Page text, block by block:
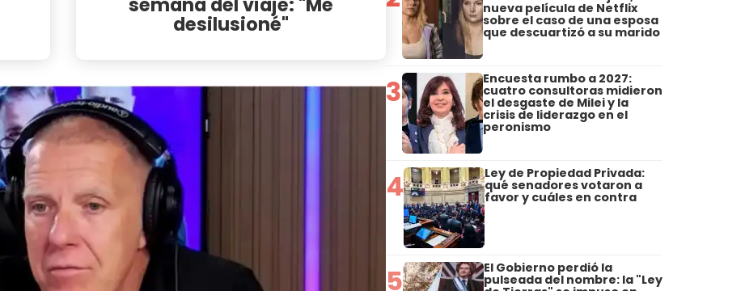
desilusioné"
nueva película de Netflix
sobre el caso de una esposa
que descuartizó a su marido
3 Encuesta rumbo a 2027:
cuatro consultoras midieron
el desgaste de Milei y la
crisis de liderazgo en el
peronismo
4 Ley de Propiedad Privada:
qué senadores votaron a
favor y cuáles en contra
5 El Gobierno perdió la
pulseada del nombre: la "Ley